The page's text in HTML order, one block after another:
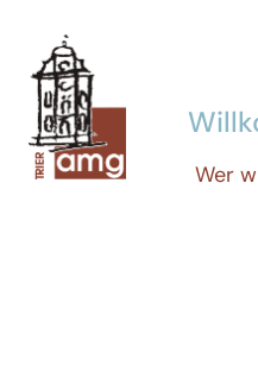
Wer